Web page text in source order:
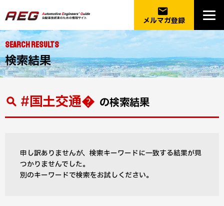
email
メルマガ登録
SEARCH RESULTS
検索結果
#国土交通� の検索結果
申し訳ありませんが、検索キーワードに一致する結果が見
つかりませんでした。
別のキーワードで検索をお試しください。